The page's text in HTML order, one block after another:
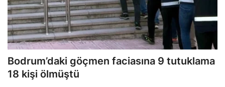
Bodrum’daki göçmen faciasına 9 tutuklama
18 kişi ölmüştü